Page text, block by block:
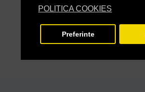
POLITICA COOKIES
Preferinte